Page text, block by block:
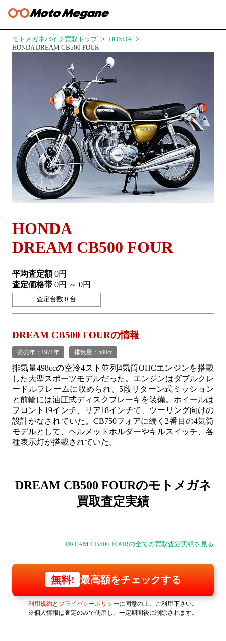
モトメガネバイク買取トップ
HONDA
HONDA DREAM CB500 FOUR
HONDA
DREAM CB500 FOUR
平均査定額0円
査定価格帯 0円 ～ 0円
査定台数 0 台
DREAM CB500 FOURの情報
発売年：1971年 排気量：500cc
排気量498ccの空冷4スト並列4気筒OHCエンジンを搭載
した大型スポーツモデルだった。エンジンはダブルクレ
ードルフレームに収められ、5段リターン式ミッション
と前輪には油圧式ディスクブレーキを装備。ホイールは
フロント19インチ、リア18インチで、ツーリング向けの
設計がなされていた。CB750フォアに続く2番目の4気筒
モデルとして、ヘルメットホルダーやキルスイッチ、各
種表示灯が搭載されていた。
DREAM CB500 FOURのモトメガネ
買取査定実績
DREAM CB500 FOURの全ての買取査定実績を見る
無料! 最高額をチェックする
利用規約と プライバシーポリシーに同意の上、ご利用下さい。
※個人情報は査定のみで使用し、一定期間後に削除されます。